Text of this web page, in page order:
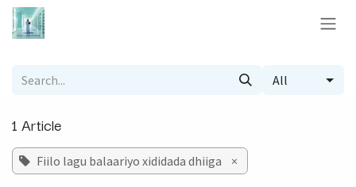
Skip to Content
All
1 Article
Fiilo lagu balaariyo xididada dhiiga ×